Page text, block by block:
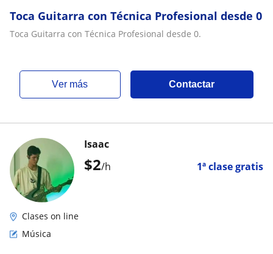
Toca Guitarra con Técnica Profesional desde 0
Toca Guitarra con Técnica Profesional desde 0.
ver más Contactar
$2/h 1ª clase gratis
Isaac
Clases on line
Música